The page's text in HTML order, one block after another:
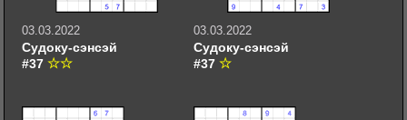
03.03.2022
Судоку-сэнсэй
#37
03.03.2022
Судоку-сэнсэй
#37